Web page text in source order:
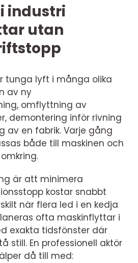
industri
utan
tunga lyft i många olika
av ny
omflyttning av
demontering inför rivning
av en fabrik. Varje gång
både till maskinen och
är att minimera
kostar snabbt
när flera led i en kedja
ofta maskinflyttar i
exakta tidsfönster där
still. En professionell aktör
då till med: